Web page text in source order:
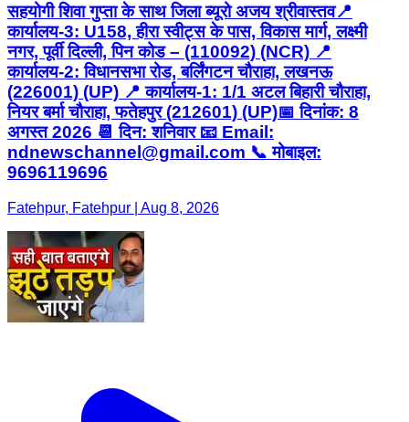
सहयोगी शिवा गुप्ता के साथ जिला ब्यूरो अजय श्रीवास्तव ​📍
कार्यालय-3: U158, हीरा स्वीट्स के पास, विकास मार्ग, लक्ष्मी
नगर, पूर्वी दिल्ली, पिन कोड – (110092) (NCR) 📍
कार्यालय-2: विधानसभा रोड, बर्लिंगटन चौराहा, लखनऊ
(226001) (UP) 📍 कार्यालय-1: 1/1 अटल बिहारी चौराहा,
नियर बर्मा चौराहा, फतेहपुर (212601) (UP) ​📅 दिनांक: 8
अगस्त 2026 📆 दिन: शनिवार 📧 Email:
ndnewschannel@gmail.com 📞 मोबाइल:
9696119696
Fatehpur, Fatehpur | Aug 8, 2026